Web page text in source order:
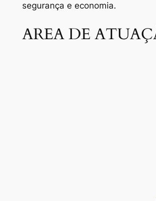
segurança e economia.
AREA DE